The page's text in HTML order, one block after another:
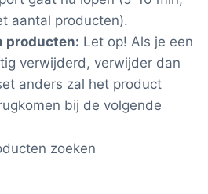
aantal producten).
producten: Let op! Als je een
verwijderd, verwijder dan
anders zal het product
bij de volgende